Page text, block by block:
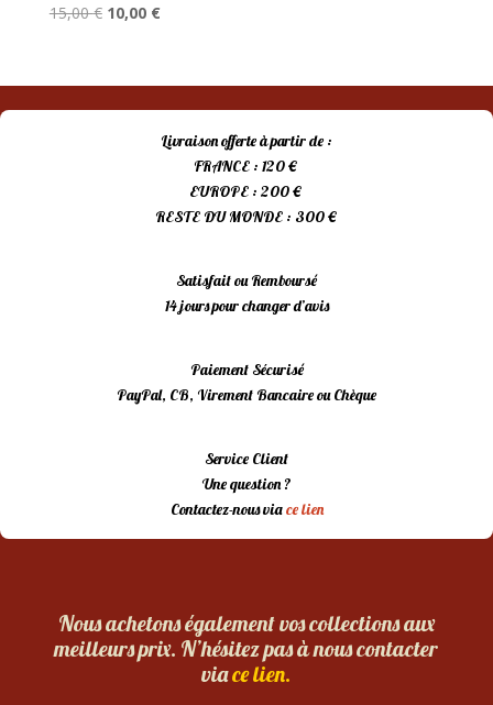
15,00€ Le
était :
15,00 €.
10,00 €Le
est :
10,00 €.
Livraison offerte à partir de :
FRANCE : 120 €
EUROPE : 200 €
RESTE DU MONDE : 300 €
Satisfait ou Remboursé
14 jours pour changer d’avis
Paiement Sécurisé
PayPal, CB, Virement Bancaire ou Chèque
Service Client
Une question ?
Contactez-nous viace lien
Nous achetons également vos collections aux
meilleurs prix. N’hésitez pas à nous contacter
viace lien.